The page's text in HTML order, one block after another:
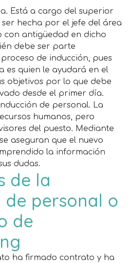
Está a cargo del superior
hecha por el jefe del área
con antigüedad en dicho
debe ser parte
de inducción, pues
es quien le ayudará en el
objetivos por lo que debe
desde el primer día.
de personal. La
humanos, pero
del puesto. Mediante
aseguran que el nuevo
la información
dudas.
de la
de personal o
de
ha firmado contrato y ha